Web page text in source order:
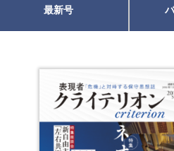
最新号